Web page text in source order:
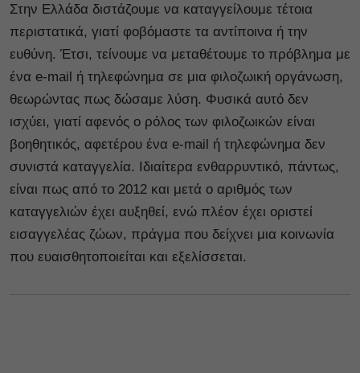
Στην Ελλάδα διστάζουμε να καταγγείλουμε τέτοια
περιστατικά, γιατί φοβόμαστε τα αντίποινα ή την
ευθύνη. Έτσι, τείνουμε να μεταθέτουμε το πρόβλημα με
ένα e-mail ή τηλεφώνημα σε μια φιλοζωική οργάνωση,
θεωρώντας πως δώσαμε λύση. Φυσικά αυτό δεν
ισχύει, γιατί αφενός ο ρόλος των φιλοζωικών είναι
βοηθητικός, αφετέρου ένα e-mail ή τηλεφώνημα δεν
συνιστά καταγγελία. Ιδιαίτερα ενθαρρυντικό, πάντως,
είναι πως από το 2012 και μετά ο αριθμός των
καταγγελιών έχει αυξηθεί, ενώ πλέον έχει οριστεί
εισαγγελέας ζώων, πράγμα που δείχνει μια κοινωνία
που ευαισθητοποιείται και εξελίσσεται.